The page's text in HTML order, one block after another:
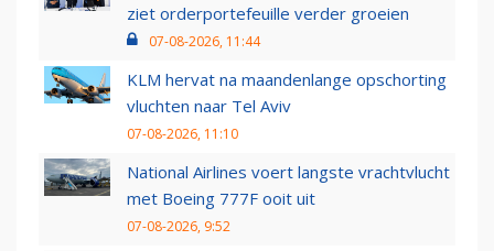
ziet orderportefeuille verder groeien
07-08-2026, 11:44
KLM hervat na maandenlange opschorting
vluchten naar Tel Aviv
07-08-2026, 11:10
National Airlines voert langste vrachtvlucht
met Boeing 777F ooit uit
07-08-2026, 9:52